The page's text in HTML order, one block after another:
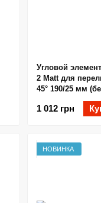
Угловой
2 Matt для
45° 190/25 мм
1 012 грн
НОВИНКА